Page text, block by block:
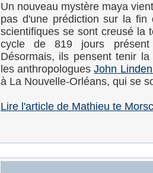
Un nouveau mystère maya
pas d'une prédiction sur la
scientifiques se sont creusé la
cycle de 819 jours présent
Désormais, ils pensent tenir
les anthropologuesJohn
à La Nouvelle-Orléans, qui se
Lire l'article de Mathieu te